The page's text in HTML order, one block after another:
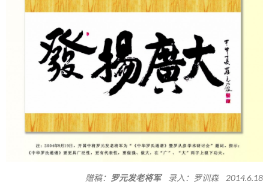
赠稿： 罗元发老将军录入：罗训森 2014.6.18